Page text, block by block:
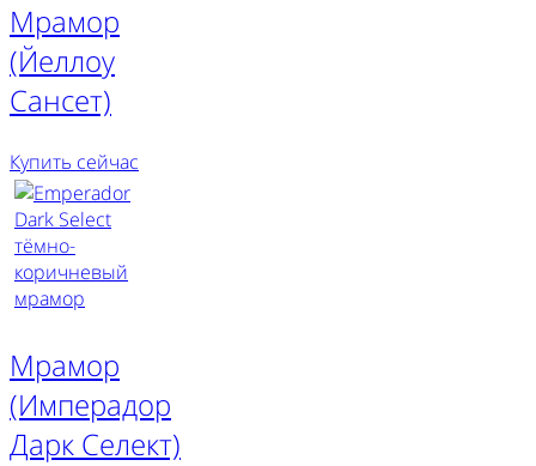
Мрамор
(Йеллоу
Сансет)
Купить сейчас
Мрамор
(Имперадор
Дарк Селект)